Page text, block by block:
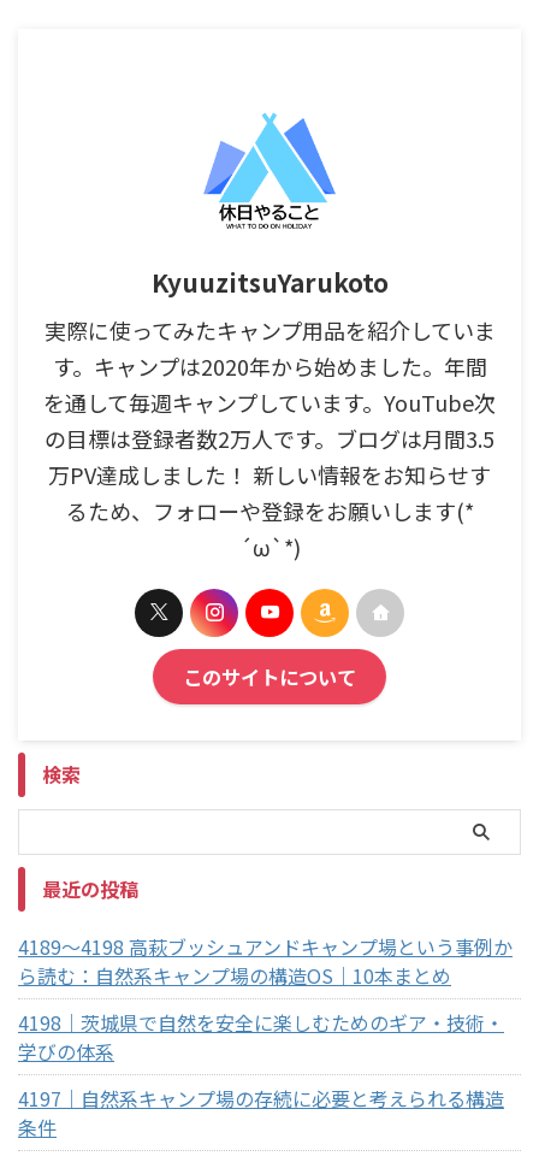
KyuuzitsuYarukoto
実際に使ってみたキャンプ用品を紹介していま
す。キャンプは2020年から始めました。年間
を通して毎週キャンプしています。YouTube次
の目標は登録者数2万人です。ブログは月間3.5
万PV達成しました！ 新しい情報をお知らせす
るため、フォローや登録をお願いします(*
´ω`*)
このサイトについて
検索
最近の投稿
4189～4198 高萩ブッシュアンドキャンプ場という事例か
ら読む：自然系キャンプ場の構造OS｜10本まとめ
4198｜茨城県で自然を安全に楽しむためのギア・技術・
学びの体系
4197｜自然系キャンプ場の存続に必要と考えられる構造
条件